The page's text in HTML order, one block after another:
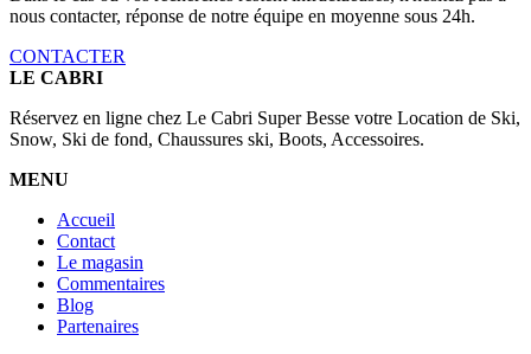
nous contacter, réponse de notre équipe en moyenne sous 24h.
CONTACTER
LE CABRI
Réservez en ligne chez Le Cabri Super Besse votre Location de Ski,
Snow, Ski de fond, Chaussures ski, Boots, Accessoires.
MENU
Accueil
Contact
Le magasin
Commentaires
Blog
Partenaires